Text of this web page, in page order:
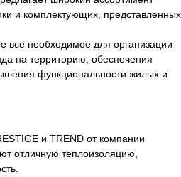
и комплектующих, представленных
всё необходимое для организации
на территорию, обеспечения
функциональности жилых и
и TREND от компании
отличную теплоизоляцию,